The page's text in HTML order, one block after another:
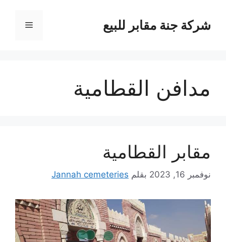
المحتوىشركة جنة مقابر للبيع القائمة
مدافن القطامية
مقابر القطامية
نوفمبر 16, 2023 بقلم Jannah cemeteries